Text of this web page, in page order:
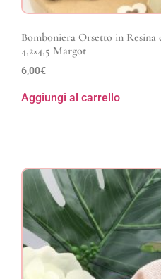
Bomboniera Orsetto in
4,2×4,5 Margot
6,00€
Aggiungi al carrello